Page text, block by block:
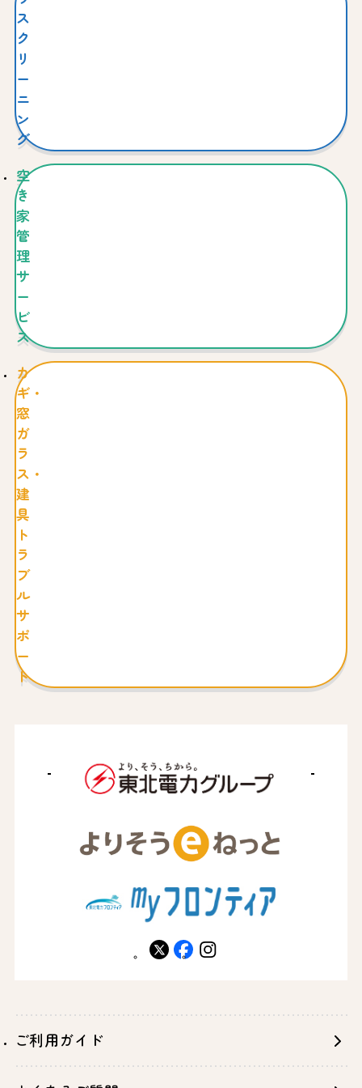
ス
ク
リ
ー
ニ
ン
グ
空
き
家
管
理
サ
ー
ビ
ス
カ
ギ・
窓
ガ
ラ
ス・
建
具
ト
ラ
ブ
ル
サ
ポ
ー
ト
X facebookinstagram
ご利用ガイド